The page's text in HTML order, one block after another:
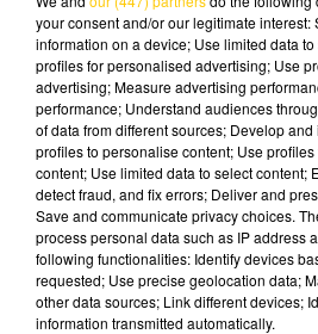
Lecture (7 min 18 sec)
11 décembre 2025 - 7 min 18
L'INFO DU LOT À FIGEAC
12H01
L'info du Lot à Figeac
your consent and/or our legitimate interest:
information on a device; Use limited data
profiles for personalised advertising; Use
advertising; Measure advertising
performance; Understand audiences
of data from different sources; Develop
profiles to personalise content; Use
content; Use limited data to select content;
detect fraud, and fix errors; Deliver and
Save and communicate privacy choices.
process personal data such as IP address
following functionalities: Identify devices
requested; Use precise geolocation data;
other data sources; Link different devices;
information transmitted automatically.